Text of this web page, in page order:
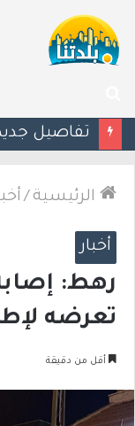
عن
الرئيسية /
أخبار
رهط:
تعرضه
أقل من دقيقة